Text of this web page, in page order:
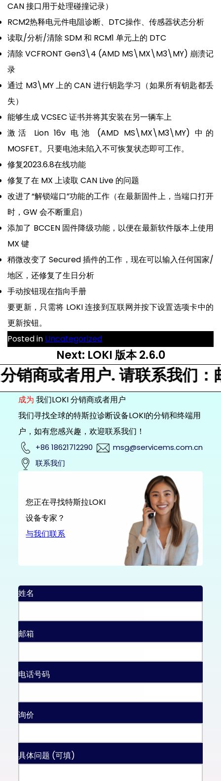
CAN 接口用于处理碰撞记录）
RCM2热释电元件电阻诊断、DTC操作、传感器状态分析
读取/分析/清除 SDM 和 RCM1 单元上的 DTC
清除 VCFRONT Gen3\4 (AMD MS\MX\M3\MY) 崩溃记
录
通过 M3\MY 上的 CAN 进行钥匙学习（如果所有钥匙都丢
失）
能够生成 VCSEC 证书并将其安装在另一辆车上
激活 Lion 16v 电池 (AMD MS\MX\M3\MY) 中的
MOSFET。只要电池未陷入不可恢复状态即可工作。
修复2023.6.8在线功能
修复了在 MX 上读取 CAN Live 的问题
改进了“解锁端口”功能的工作（在最新固件上，当端口打开
时，GW 会不断重启）
添加了 BCCEN 固件降级功能，以便在最新软件版本上使用
MX 键
稍微改变了 Secured 插件的工作，现在可以输入任何国家/
地区，还修复了生日分析
手动按钮现在指向手册
要更新，只需将 LOKI 连接到互联网并按下设置选项卡中的
更新按钮。
Posted in Uncategorized
章
导
航
Next: LOKI 版本 2.6.0
销商或者用户. 请联系我们
成为 我们LOKI 分销商或者用户
我们寻找全球的特斯拉诊断设备LOKI的分销和终端用
户，如有您感兴趣，欢迎联系我们！
+86 18621712290
msg@servicems.com.cn
联系我们
您正在寻找特斯拉LOKI
设备专家？
与我们联系
姓名
邮箱
电话号码
询价
具体问题 (可填)